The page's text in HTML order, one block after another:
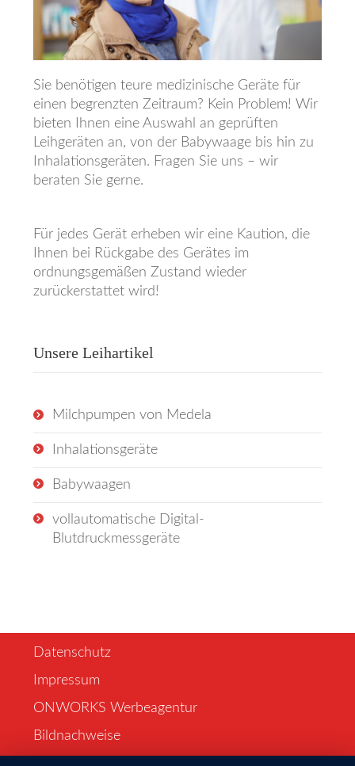
Sie benötigen teure medizinische Geräte für
einen begrenzten Zeitraum? Kein Problem! Wir
bieten Ihnen eine Auswahl an geprüften
Leihgeräten an, von der Babywaage bis hin zu
Inhalationsgeräten. Fragen Sie uns – wir
beraten Sie gerne.
Für jedes Gerät erheben wir eine Kaution, die
Ihnen bei Rückgabe des Gerätes im
ordnungsgemäßen Zustand wieder
zurückerstattet wird!
Unsere Leihartikel
Milchpumpen von Medela
Inhalationsgeräte
Babywaagen
vollautomatische Digital-
Blutdruckmessgeräte
Datenschutz
Impressum
ONWORKS Werbeagentur
Bildnachweise